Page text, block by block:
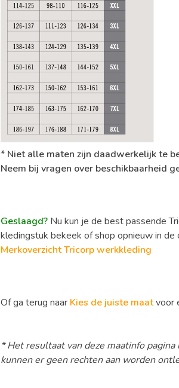
* Niet alle maten zijn daadwerkelijk te
Neem bij vragen over beschikbaarheid
Geslaagd? Nu kun je de best passende
kledingstuk bekeek of shop opnieuw in
Merkoverzicht Tricorp werkkleding
Of ga terug naar Kies de juiste maatvoor
* Het resultaat van deze maatinfo
kunnen er geen rechten aan worden